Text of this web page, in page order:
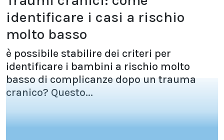
identificare i casi a rischio
molto basso
è possibile stabilire dei criteri per
identificare i bambini a rischio molto
basso di complicanze dopo un trauma
cranico? Questo...